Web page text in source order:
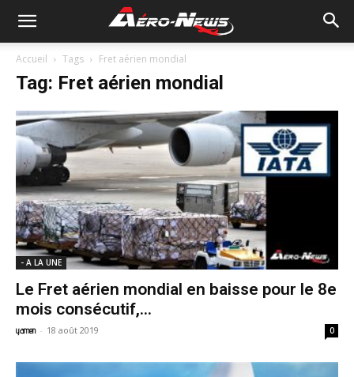
Accueil Tags Fret aérien mondial
Tag: Fret aérien mondial
- A LA UNE
Le Fret aérien mondial en baisse pour le 8e
mois consécutif,...
yamen - 18 août 2019 0